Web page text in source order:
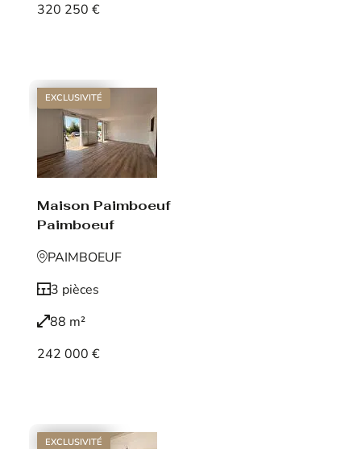
320 250 €
EXCLUSIVITÉ
Maison Paimboeuf
Paimboeuf
PAIMBOEUF
3 pièces
88 m²
242 000 €
EXCLUSIVITÉ